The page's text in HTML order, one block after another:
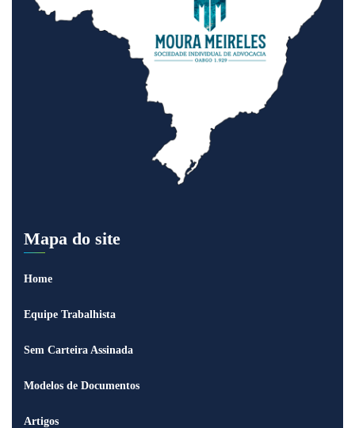
Mapa do site
Home
Equipe Trabalhista
Sem Carteira Assinada
Modelos de Documentos
Artigos